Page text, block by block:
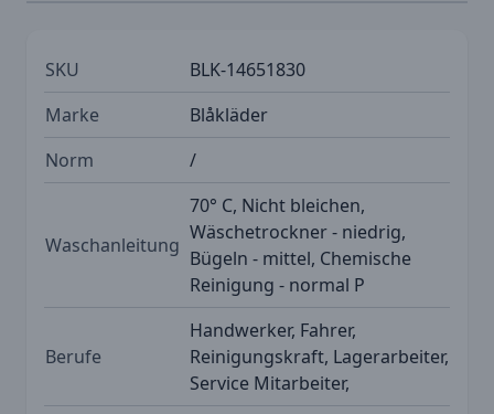
SKU
BLK-14651830
Marke
Blåkläder
Norm
/
Waschanleitung
70° C, Nicht bleichen,
Wäschetrockner - niedrig,
Bügeln - mittel, Chemische
Reinigung - normal P
Berufe
Handwerker, Fahrer,
Reinigungskraft, Lagerarbeiter,
Service Mitarbeiter,